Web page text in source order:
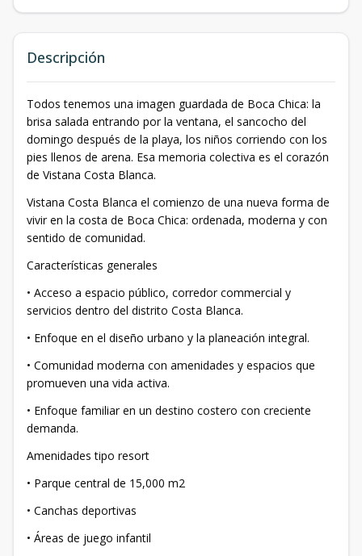
Descripción
Todos tenemos una imagen guardada de Boca Chica: la
brisa salada entrando por la ventana, el sancocho del
domingo después de la playa, los niños corriendo con los
pies llenos de arena. Esa memoria colectiva es el corazón
de Vistana Costa Blanca.
Vistana Costa Blanca el comienzo de una nueva forma de
vivir en la costa de Boca Chica: ordenada, moderna y con
sentido de comunidad.
Características generales
• Acceso a espacio público, corredor commercial y
servicios dentro del distrito Costa Blanca.
• Enfoque en el diseño urbano y la planeación integral.
• Comunidad moderna con amenidades y espacios que
promueven una vida activa.
• Enfoque familiar en un destino costero con creciente
demanda.
Amenidades tipo resort
• Parque central de 15,000 m2
• Canchas deportivas
• Áreas de juego infantil